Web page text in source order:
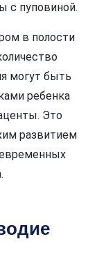
с пуповиной.
в полости
могут быть
ребенка
Это
развитием